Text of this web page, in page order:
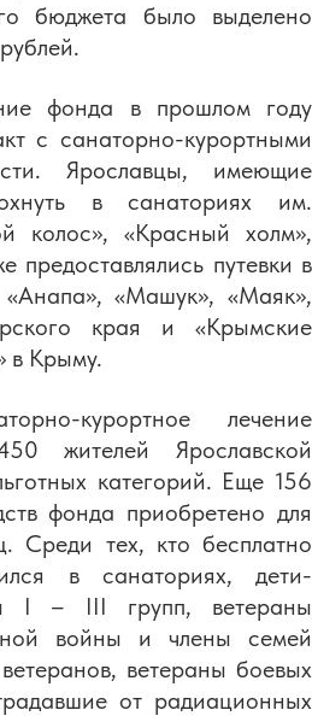
бюджета было выделено
фонда в прошлом году
с санаторно-курортными
Ярославцы, имеющие
в санаториях им.
колос», «Красный холм»,
предоставлялись путевки в
«Машук», «Маяк»,
края и «Крымские
в Крыму.
курортное лечение
жителей Ярославской
категорий. Еще 156
фонда приобретено для
Среди тех, кто бесплатно
в санаториях, дети-
I – III групп, ветераны
войны и члены семей
ветераны боевых
от радиационных